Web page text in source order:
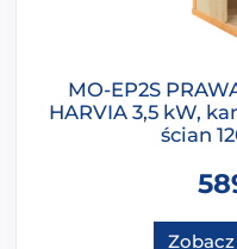
MO-EP2S
HARVIA 3,5 kW,
ścian